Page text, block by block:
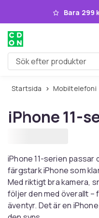
Hoppa till Bara 299
Sök efter produkter
Startsida Mobiltelefoni
iPhone 11-
iPhone 11-serien passar
färgstark iPhone som
Med riktigt bra kamera,
följer den med överallt –
äventyr. Det är en